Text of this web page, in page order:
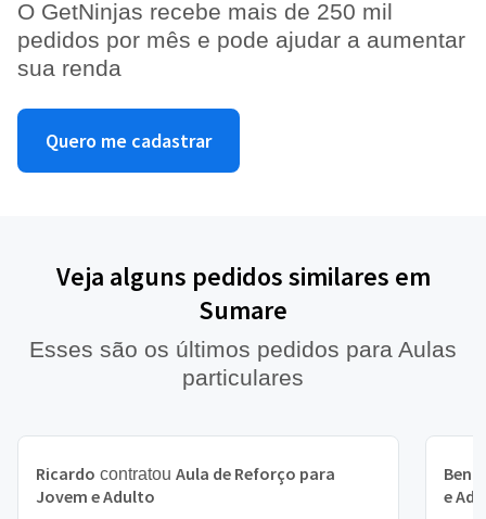
O GetNinjas recebe mais de 250 mil
pedidos por mês e pode ajudar a aumentar
sua renda
Quero me cadastrar
Veja alguns pedidos similares em
Sumare
Esses são os últimos pedidos para Aulas
particulares
Ricardo contratou Aula de Reforço para
Jovem e Adulto
e